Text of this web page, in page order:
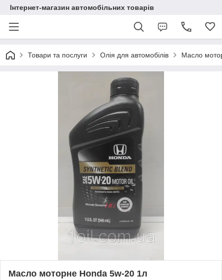
Інтернет-магазин автомобільних товарів
Товари та послуги Олія для автомобілів Масло
Масло моторне Honda 5w-20 1л